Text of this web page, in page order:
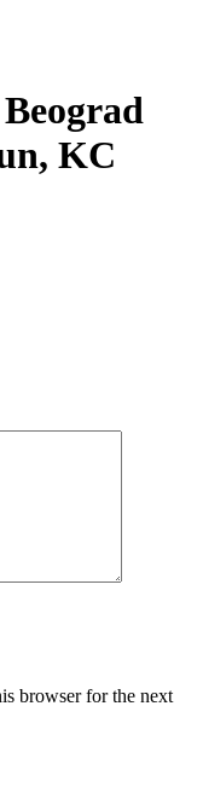
KC
browser for the next